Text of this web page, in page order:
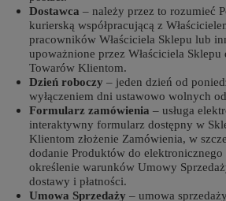
Dostawca – należy przez to rozumieć
kurierską współpracującą z
pracowników Właściciela Sklepu lub
upoważnione przez Właściciela Sklepu
Towarów Klientom.
Dzień roboczy – jeden dzień od
wyłączeniem dni ustawowo wolnych
Formularz zamówienia – usługa
interaktywny formularz dostępny w
Klientom złożenie Zamówienia, w
dodanie Produktów do elektronicznego
określenie warunków Umowy
dostawy i płatności.
Umowa Sprzedaży – umowa